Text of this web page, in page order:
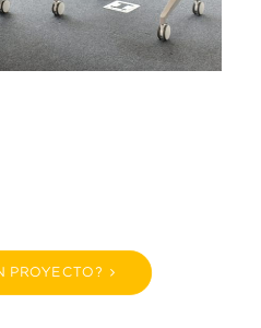
PROYECTO?